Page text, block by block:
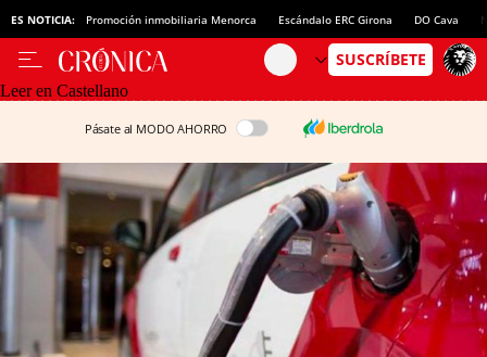
ES NOTICIA: Promoción inmobiliaria Menorca Escándalo ERC Girona DO Cava
Leer en Castellano
Pásate al MODO AHORRO